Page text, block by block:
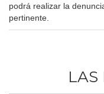
podrá realizar la
pertinente.
LAS